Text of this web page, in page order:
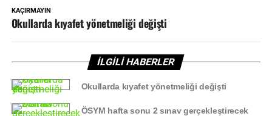
KAÇIRMAYIN
Okullarda kıyafet yönetmeliği değişti
İLGİLİ HABERLER
Okullarda kıyafet yönetmeliği değişti
ÖSYM hafta sonu 2 sınav gerçekleştirecek